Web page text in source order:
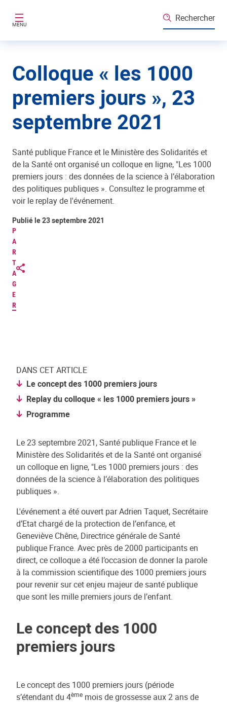
MENU
Rechercher
Colloque « les 1000
premiers jours », 23
septembre 2021
Santé publique France et le Ministère des Solidarités et
de la Santé ont organisé un colloque en ligne, "Les 1000
premiers jours : des données de la science à l’élaboration
des politiques publiques ». Consultez le programme et
voir le replay de l'événement.
P
A
R
T
A
G
E
R
Publié le 23 septembre 2021
DANS CET ARTICLE
Le concept des 1000 premiers jours
Replay du colloque « les 1000 premiers jours »
Programme
Le 23 septembre 2021, Santé publique France et le
Ministère des Solidarités et de la Santé ont organisé
un colloque en ligne, "Les 1000 premiers jours : des
données de la science à l’élaboration des politiques
publiques ».
L'événement a été ouvert par Adrien Taquet, Secrétaire
d’Etat chargé de la protection de l’enfance, et
Geneviève Chêne, Directrice générale de Santé
publique France. Avec près de 2000 participants en
direct, ce colloque a été l’occasion de donner la parole
à la commission scientifique des 1000 premiers jours
pour revenir sur cet enjeu majeur de santé publique
que sont les mille premiers jours de l’enfant.
Le concept des 1000
premiers jours
Le concept des 1000 premiers jours (période
s’étendant du 4ème mois de grossesse aux 2 ans de